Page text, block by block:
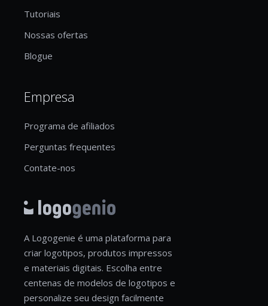
Tutoriais
Nossas ofertas
Blogue
Empresa
Programa de afiliados
Perguntas frequentes
Contate-nos
A Logogenie é uma plataforma para
criar logotipos, produtos impressos
e materiais digitais. Escolha entre
centenas de modelos de logotipos e
personalize seu design facilmente